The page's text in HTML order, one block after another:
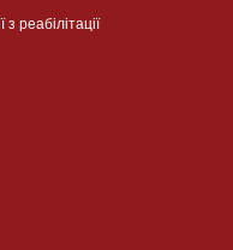
реабілітації